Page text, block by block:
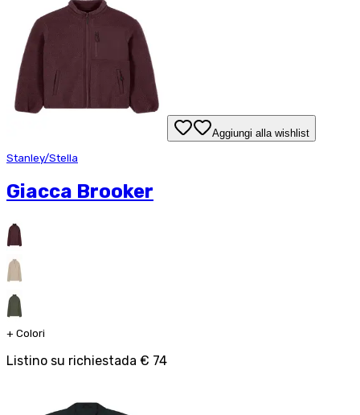
Aggiungi alla wishlist
Stanley/Stella
Giacca Brooker
+ Colori
Listino su richiestada € 74